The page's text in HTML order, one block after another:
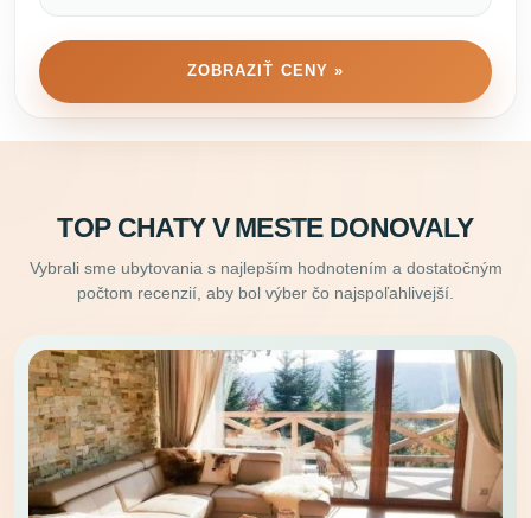
ZOBRAZIŤ CENY »
TOP CHATY V MESTE DONOVALY
Vybrali sme ubytovania s najlepším hodnotením a dostatočným
počtom recenzií, aby bol výber čo najspoľahlivejší.